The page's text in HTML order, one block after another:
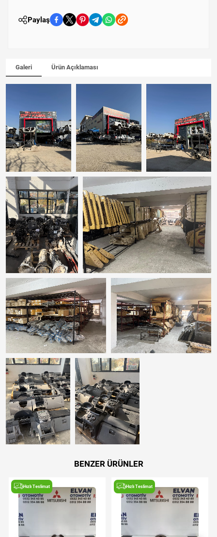
Paylaş
Galeri Ürün Açıklaması
BENZER ÜRÜNLER
Hızlı Teslimat Hızlı Teslimat